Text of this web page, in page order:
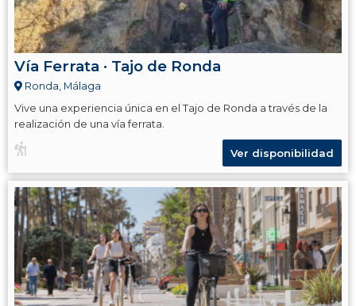
Vía Ferrata · Tajo de Ronda
Ronda, Málaga
Vive una experiencia única en el Tajo de Ronda a través de la
realización de una vía ferrata.
Ver disponibilidad